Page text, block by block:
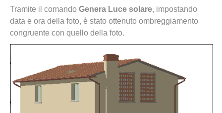
Tramite il comando Genera Luce solare, impostando
data e ora della foto, è stato ottenuto ombreggiamento
congruente con quello della foto.